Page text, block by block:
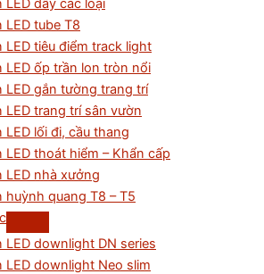
LED dây các loại
LED tube T8
LED tiêu điểm track light
LED ốp trần lon tròn nổi
LED gắn tường trang trí
LED trang trí sân vườn
LED lối đi, cầu thang
LED thoát hiểm – Khẩn cấp
LED nhà xưởng
huỳnh quang T8 – T5
LED downlight DN series
LED downlight Neo slim